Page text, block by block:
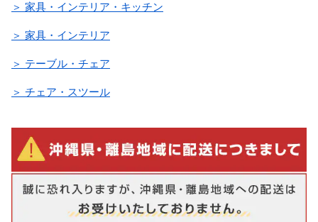
＞ 家具・インテリア・キッチン
＞ 家具・インテリア
＞ テーブル・チェア
＞ チェア・スツール